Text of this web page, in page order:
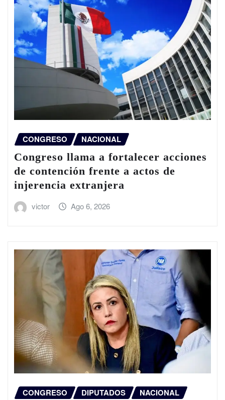
CONGRESO NACIONAL
Congreso llama a fortalecer acciones
de contención frente a actos de
injerencia extranjera
victor Ago 6, 2026
CONGRESO DIPUTADOS NACIONAL